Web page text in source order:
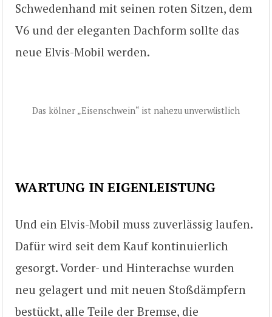
Schwedenhand mit seinen roten Sitzen, dem
V6 und der eleganten Dachform sollte das
neue Elvis-Mobil werden.
Das kölner „Eisenschwein“ ist nahezu unverwüstlich
WARTUNG IN EIGENLEISTUNG
Und ein Elvis-Mobil muss zuverlässig laufen.
Dafür wird seit dem Kauf kontinuierlich
gesorgt. Vorder- und Hinterachse wurden
neu gelagert und mit neuen Stoßdämpfern
bestückt, alle Teile der Bremse, die